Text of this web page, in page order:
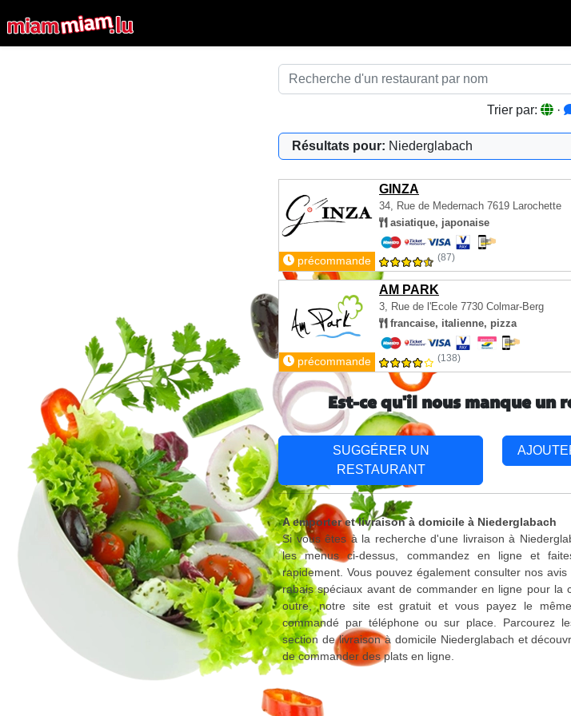
Trier par: ·
Résultats pour: Niederglabach
GINZA
34, Rue de Medernach 7619 Larochette
asiatique, japonaise
précommande (87)
AM PARK
3, Rue de l'Ecole 7730 Colmar-Berg
francaise, italienne, pizza
précommande (138)
Est-ce qu'il nous manque un
SUGGÉRER UN
RESTAURANT
A emporter et livraison à domicile à Niederglabach
Si vous êtes à la recherche d'une livraison à
les menus ci-dessus, commandez en ligne et
rapidement. Vous pouvez également consulter nos
rabais spéciaux avant de commander en ligne pour la
outre, notre site est gratuit et vous payez le
commandé par téléphone ou sur place. Parcourez
section de livraison à domicile Niederglabach et
de commander des plats en ligne.